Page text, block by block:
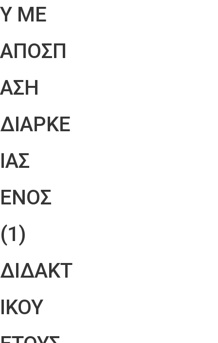
Υ ΜΕ
ΑΠΟΣΠ
ΑΣΗ
ΔΙΑΡΚΕ
ΙΑΣ
ΕΝΟΣ
(1)
ΔΙΔΑΚΤ
ΙΚΟΥ